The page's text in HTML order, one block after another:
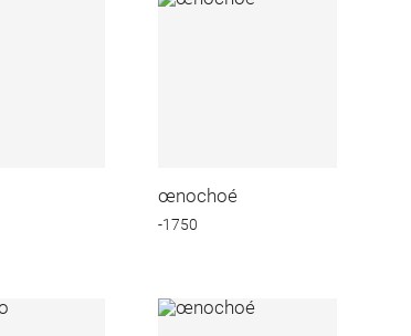
œnochoé
-1750